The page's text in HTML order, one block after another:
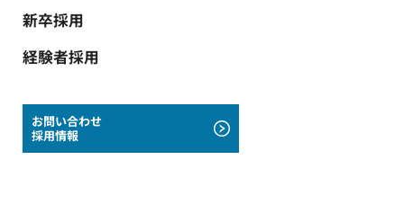
新卒採用
経験者採用
お問い合わせ
採用情報